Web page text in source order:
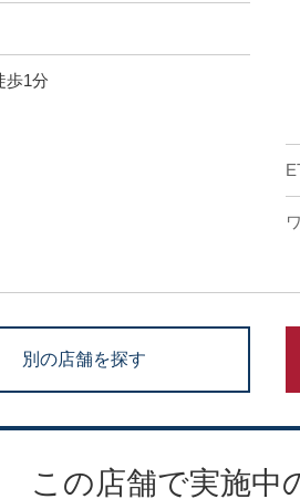
歩1分
別の店舗を探す
この店舗で実施中